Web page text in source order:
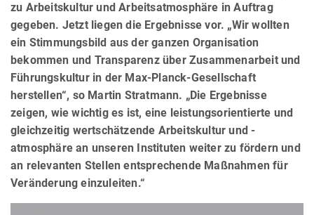
zu Arbeitskultur und Arbeitsatmosphäre in Auftrag
gegeben. Jetzt liegen die Ergebnisse vor. „Wir wollten
ein Stimmungsbild aus der ganzen Organisation
bekommen und Transparenz über Zusammenarbeit und
Führungskultur in der Max-Planck-Gesellschaft
herstellen“, so Martin Stratmann. „Die Ergebnisse
zeigen, wie wichtig es ist, eine leistungsorientierte und
gleichzeitig wertschätzende Arbeitskultur und -
atmosphäre an unseren Instituten weiter zu fördern und
an relevanten Stellen entsprechende Maßnahmen für
Veränderung einzuleiten.“